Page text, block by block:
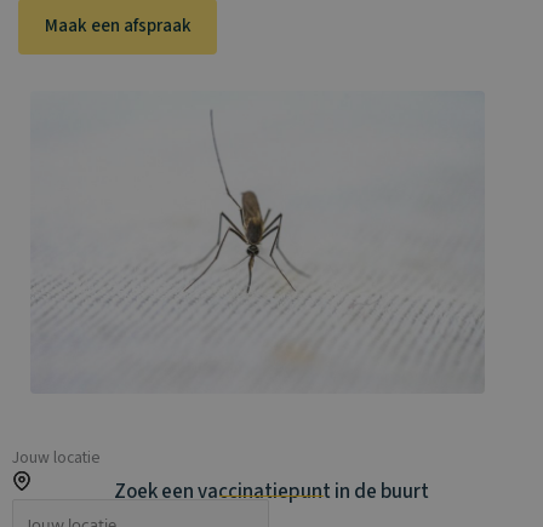
Maak een afspraak
Zoek een vaccinatiepunt in de buurt
Jouw locatie